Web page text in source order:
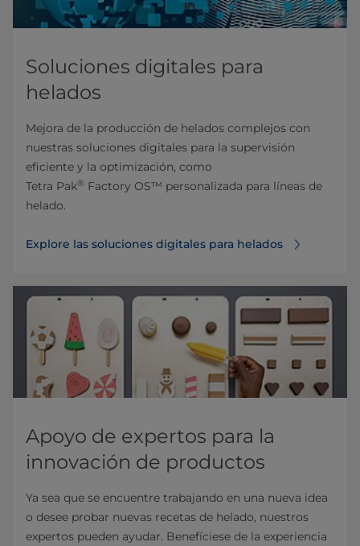
Soluciones digitales para
helados
Mejora de la producción de helados complejos con
nuestras soluciones digitales para la supervisión
eficiente y la optimización, como
Tetra Pak® Factory OS™ personalizada para líneas de
helado.
Explore las soluciones digitales para helados
Apoyo de expertos para la
innovación de productos
Ya sea que se encuentre trabajando en una nueva idea
o desee probar nuevas recetas de helado, nuestros
expertos pueden ayudar. Benefíciese de la experiencia